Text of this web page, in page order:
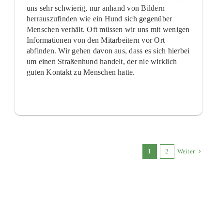
uns sehr schwierig, nur anhand von Bildern
herrauszufinden wie ein Hund sich gegenüber
Menschen verhält. Oft müssen wir uns mit wenigen
Informationen von den Mitarbeitern vor Ort
abfinden. Wir gehen davon aus, dass es sich hierbei
um einen Straßenhund handelt, der nie wirklich
guten Kontakt zu Menschen hatte.
1 2 Weiter